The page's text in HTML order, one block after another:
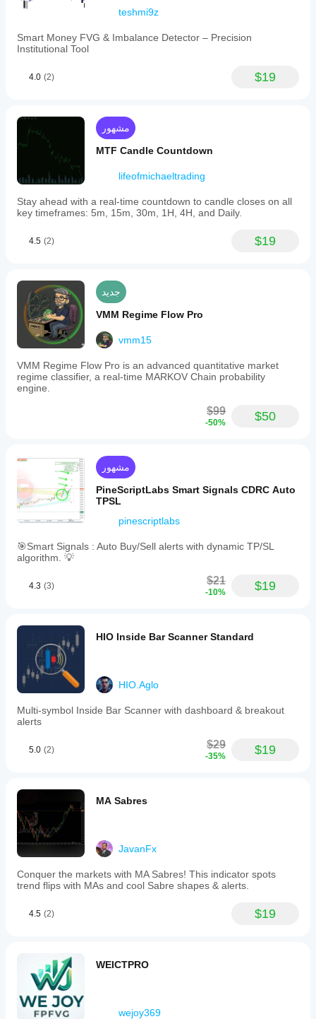
teshmi9z
Smart Money FVG & Imbalance Detector – Precision
Institutional Tool
4.0 (2) $19
مشهور
MTF Candle Countdown
lifeofmichaeltrading
Stay ahead with a real-time countdown to candle closes on all
key timeframes: 5m, 15m, 30m, 1H, 4H, and Daily.
4.5 (2) $19
جديد
VMM Regime Flow Pro
vmm15
VMM Regime Flow Pro is an advanced quantitative market
regime classifier, a real-time MARKOV Chain probability
engine.
$99
-50% $50
مشهور
PineScriptLabs Smart Signals CDRC Auto
TPSL
pinescriptlabs
🎯Smart Signals : Auto Buy/Sell alerts with dynamic TP/SL
algorithm. 💡
4.3 (3) $21
-10% $19
HIO Inside Bar Scanner Standard
HIO.Aglo
Multi-symbol Inside Bar Scanner with dashboard & breakout
alerts
5.0 (2) $29
-35% $19
MA Sabres
JavanFx
Conquer the markets with MA Sabres! This indicator spots
trend flips with MAs and cool Sabre shapes & alerts.
4.5 (2) $19
WEICTPRO
wejoy369